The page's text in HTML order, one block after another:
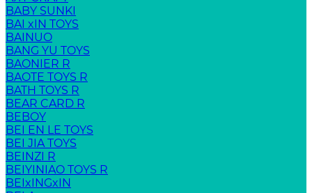
BABY SUNKI
BAI xIN TOYS
BAINUO
BANG YU TOYS
BAONIER R
BAOTE TOYS R
BATH TOYS R
BEAR CARD R
BEBOY
BEI EN LE TOYS
BEI JIA TOYS
BEINZI R
BEIYINIAO TOYS R
BEIxINGxIN